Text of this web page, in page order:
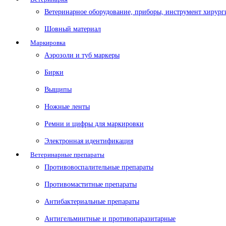
Ветеринарное оборудование, приборы, инструмент
Шовный материал
Маркировка
Аэрозоли и туб маркеры
Бирки
Выщипы
Ножные ленты
Ремни и цифры для маркировки
Электронная идентификация
Ветеринарные препараты
Противовоспалительные препараты
Противомаститные препараты
Антибактериальные препараты
Антигельминтные и противопаразитарные